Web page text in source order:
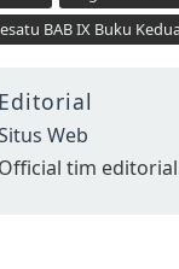
BAB IX Buku
Editorial
Web
Official tim